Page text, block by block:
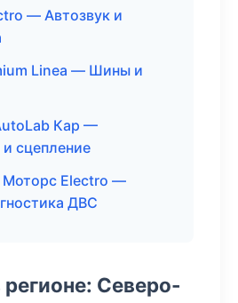
— Автозвук и
Linea — Шины и
Кар —
сцепление
Моторс Electro —
ДВС
Северо-